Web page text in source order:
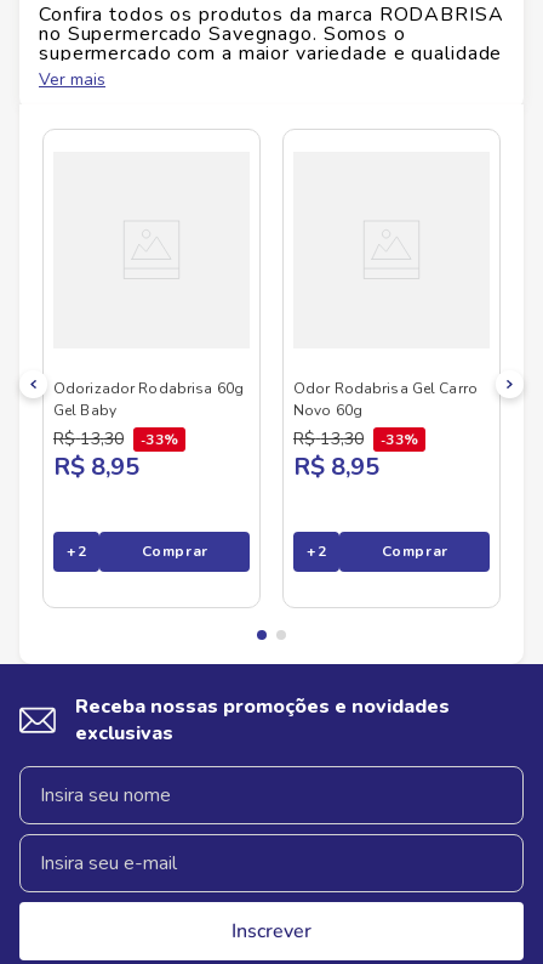
Confira todos os produtos da marca RODABRISA
no Supermercado Savegnago. Somos o
supermercado com a maior variedade e qualidade
do Brasil!
de produtos RODABRISA, confira abaixo:
Ver mais
Odorizador Rodabrisa 60g
Gel Baby
R$ 13,30 33%
R$ 8,95
+2 Comprar
Odor Rodabrisa Gel Carro
Novo 60g
R$ 13,30 33%
R$ 8,95
+2 Comprar
Receba nossas promoções e novidades
exclusivas
Inscrever